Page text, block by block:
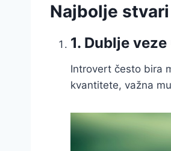
Najbolje
1. Dublje
Introvert često bira
kvantitete, važna